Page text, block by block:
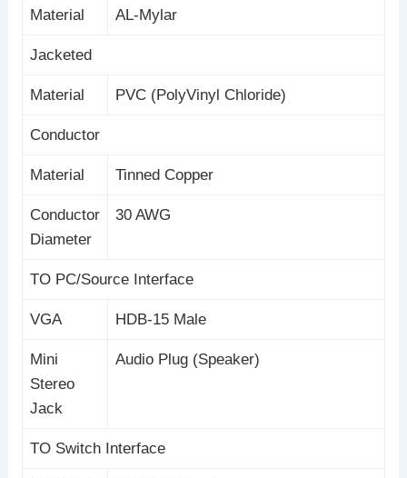
Material AL-Mylar
Jacketed
Material PVC (PolyVinyl Chloride)
Conductor
Material Tinned Copper
Conductor
Diameter
30 AWG
TO PC/Source Interface
VGA HDB-15 Male
Mini
Stereo
Jack
Audio Plug (Speaker)
TO Switch Interface